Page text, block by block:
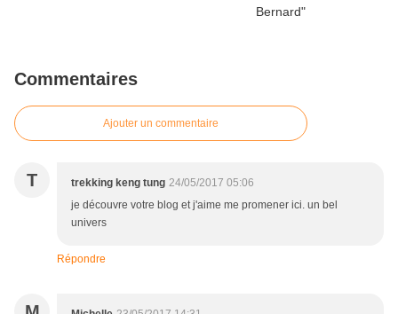
Commentaires
Ajouter un commentaire
T trekking keng tung 24/05/2017 05:06
je découvre votre blog et j'aime me promener ici. un bel
univers
Répondre